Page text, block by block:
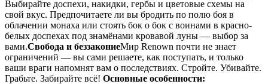
Выбирайте доспехи, накидки, гербы и цветовые схемы на
свой вкус. Предпочитаете ли вы бродить по полю боя в
облачении монаха или стоять бок о бок с воинами в красно-
белых доспехах под знамёнами кровавой луны — выбор за
вами.Свобода и беззакониеМир Renown почти не знает
ограничений — вы сами решаете, как поступать, и только
ваши враги напомнят вам о последствиях. Стройте. Убивайте.
Грабьте. Забирайте всё! Основные особенности: